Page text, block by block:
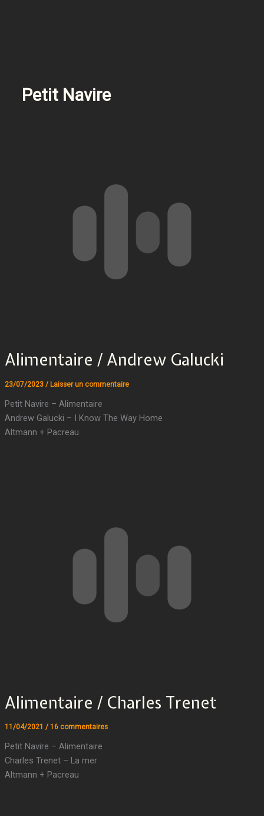
Petit Navire
Alimentaire / Andrew Galucki
23/07/2023 / Laisser un commentaire
Petit Navire – Alimentaire
Andrew Galucki – I Know The Way Home
Altmann + Pacreau
Alimentaire / Charles Trenet
11/04/2021 / 16 commentaires
Petit Navire – Alimentaire
Charles Trenet – La mer
Altmann + Pacreau